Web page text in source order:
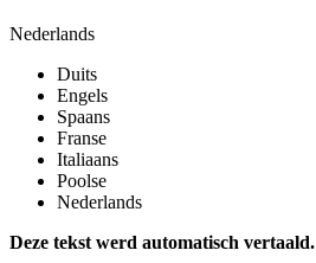
Nederlands
Duits
Engels
Spaans
Franse
Italiaans
Poolse
Nederlands
Deze tekst werd automatisch vertaald.